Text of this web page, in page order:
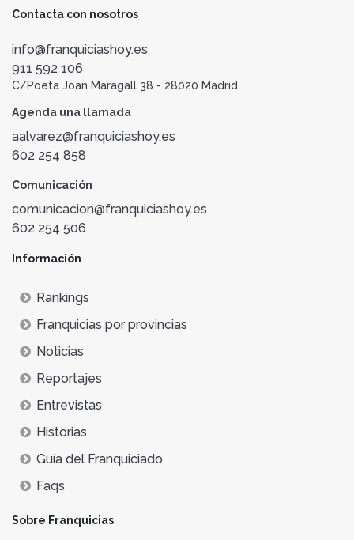
Contacta con nosotros
info@franquiciashoy.es
911 592 106
C/Poeta Joan Maragall 38 - 28020 Madrid
Agenda una llamada
aalvarez@franquiciashoy.es
602 254 858
Comunicación
comunicacion@franquiciashoy.es
602 254 506
Información
Rankings
Franquicias por provincias
Noticias
Reportajes
Entrevistas
Historias
Guía del Franquiciado
Faqs
Sobre Franquicias